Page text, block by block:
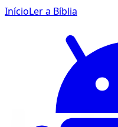
InícioLer a Bíblia